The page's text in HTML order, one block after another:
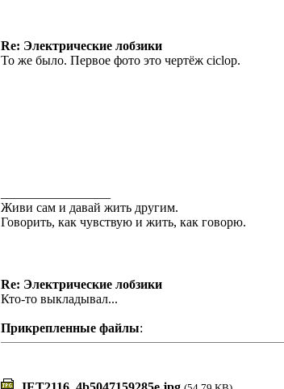
Re: Электрические лобзики
То же было. Первое фото это чертёж ciclop.
Живи сам и давай жить другим.
Говорить, как чувствую и жить, как говорю.
Re: Электрические лобзики
Кто-то выкладывал...
Прикрепленные файлы: